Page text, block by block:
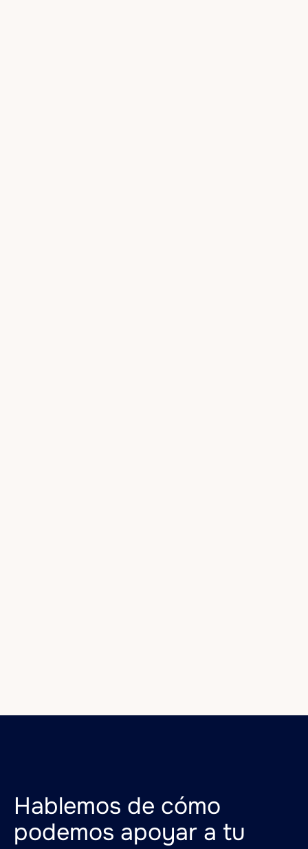
Hablemos de cómo
podemos apoyar a tu